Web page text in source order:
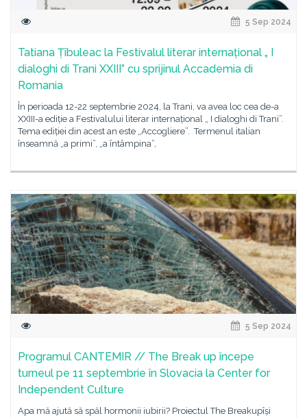
5 Sep 2024
Tatiana Țîbuleac la Festivalul literar internațional „ I
dialoghi di Trani XXIII” cu sprijinul Accademia di
Romania
În perioada 12-22 septembrie 2024, la Trani, va avea loc cea de-a
XXIII-a ediție a Festivalului literar internațional „ I dialoghi di Trani”.
Tema ediției din acest an este „Accogliere”. Termenul italian
înseamnă „a primi”, „a întâmpina”,
5 Sep 2024
Programul CANTEMIR // The Break up începe
turneul pe 11 septembrie în Slovacia la Center for
Independent Culture
Apa mă ajută să spăl hormonii iubirii? Proiectul The Breakupîși